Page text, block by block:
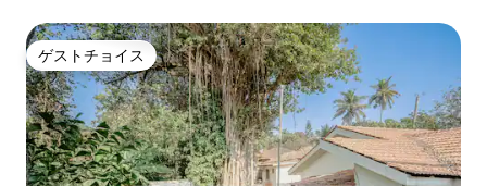
ゲストチョイス
ゲストチョイス